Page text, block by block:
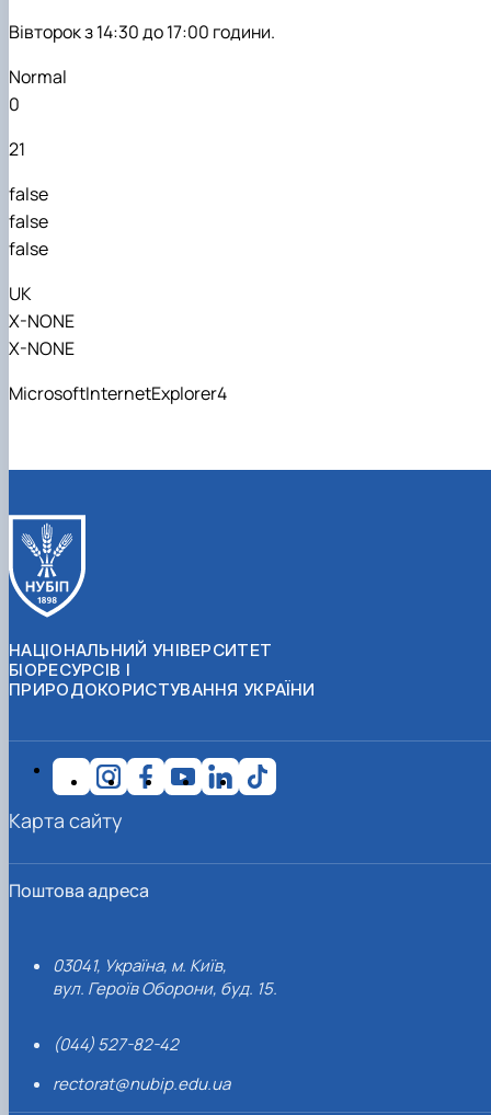
Вівторокз 14:30 до 17:00 години.
Normal
0
21
false
false
false
UK
X-NONE
X-NONE
MicrosoftInternetExplorer4
НАЦІОНАЛЬНИЙ УНІВЕРСИТЕТ
БІОРЕСУРСІВ І
ПРИРОДОКОРИСТУВАННЯ УКРАЇНИ
Поштова адреса
03041, Україна, м. Київ,
вул. Героїв Оборони, буд. 15.
(044) 527-82-42
rectorat@nubip.edu.ua
Карта сайту